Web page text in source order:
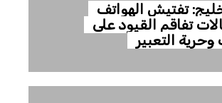
تفتيش الهواتف
تفاقم القيود على
وحرية التعبير